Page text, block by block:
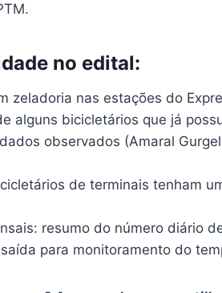
no edital:
zeladoria nas estações do
alguns bicicletários que já
observados (Amaral
de terminais tenham
resumo do número diário
para monitoramento do